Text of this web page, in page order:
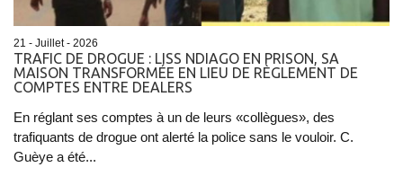
21 - Juillet - 2026
TRAFIC DE DROGUE : LISS NDIAGO EN PRISON, SA
MAISON TRANSFORMÉE EN LIEU DE RÈGLEMENT DE
COMPTES ENTRE DEALERS
En réglant ses comptes à un de leurs «collègues», des
trafiquants de drogue ont alerté la police sans le vouloir. C.
Guèye a été...